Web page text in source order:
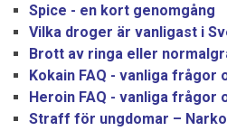
Spice - en kort genomgång
Vilka droger är vanligast i
Brott av ringa eller
Kokain FAQ - vanliga frågor
Heroin FAQ - vanliga frågor
Straff för ungdomar –